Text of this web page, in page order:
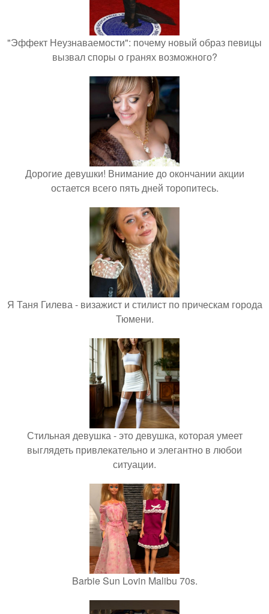
"Эффект Неузнаваемости": почему новый образ певицы
вызвал споры о гранях возможного?
Дорогие девушки! Внимание до окончании акции
остается всего пять дней торопитесь.
Я Таня Гилева - визажист и стилист по прическам города
Тюмени.
Стильная девушка - это девушка, которая умеет
выглядеть привлекательно и элегантно в любои
ситуации.
Barbie Sun Lovin Malibu 70s.